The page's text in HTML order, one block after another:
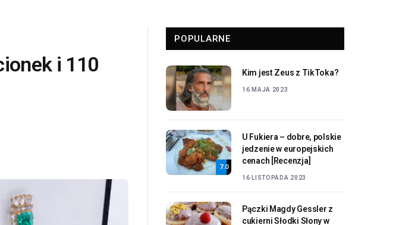
i 110
POPULARNE
Kim jest Zeus z TikToka?
16 MAJA 2023
7.0
U Fukiera – dobre, polskie
jedzenie w europejskich
cenach [Recenzja]
16 LISTOPADA 2023
Pączki Magdy Gessler z
cukierni Słodki Słony w